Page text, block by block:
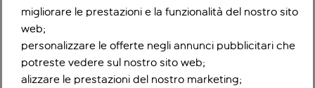
migliorare le prestazioni e la funzionalità del nostro sito
web;
personalizzare le offerte negli annunci pubblicitari che
potreste vedere sul nostro sito web;
alizzare le prestazioni del nostro marketing;